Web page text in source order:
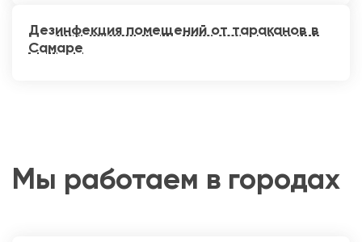
Дезинфекция помещений от тараканов в
Самаре
Мы работаем в городах